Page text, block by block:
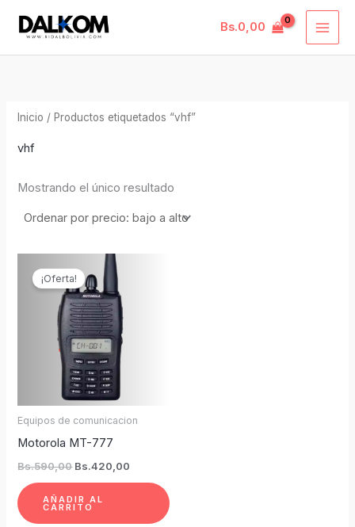
contenido
Bs.0,00
Inicio / Productos etiquetados “vhf”
vhf
Mostrando el único resultado
¡Oferta!
Equipos de comunicacion
Motorola MT-777
Bs.590,00
precio
original
era:
Bs.590,00.
Bs.420,00
AÑADIR AL
CARRITO